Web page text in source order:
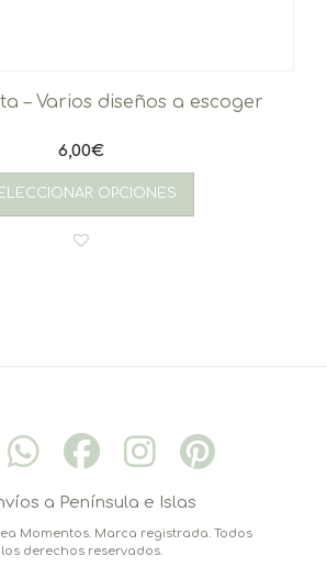
– Varios diseños a escoger
6,00€
OPCIONES
a Península e Islas
Momentos. Marca registrada. Todos
los derechos reservados.